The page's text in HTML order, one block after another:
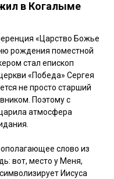
в Когалыме
«Царство Божье
рождения поместной
стал епископ
«Победа» Сергея
не просто старший
Поэтому с
атмосфера
слово из
вот, место у Меня,
Иисуса